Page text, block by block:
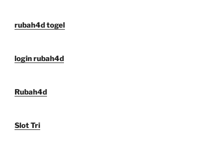
rubah4d togel
login rubah4d
Rubah4d
Slot Tri